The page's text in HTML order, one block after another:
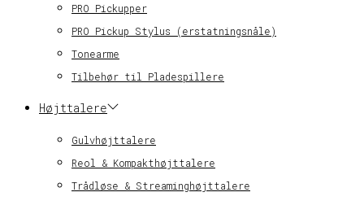
PRO Pickupper
PRO Pickup Stylus (erstatningsnåle)
Tonearme
Tilbehør til Pladespillere
Højttalere
Gulvhøjttalere
Reol & Kompakthøjttalere
Trådløse & Streaminghøjttalere